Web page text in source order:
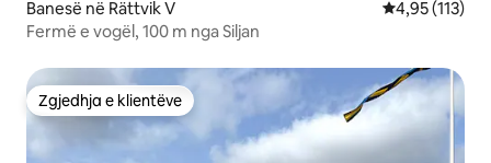
Banesë në Rättvik V Vlerësimi
4,95 (113)
Fermë e vogël, 100 m nga Siljan
Zgjedhja e klientëve
Zgjedhja e klientëve